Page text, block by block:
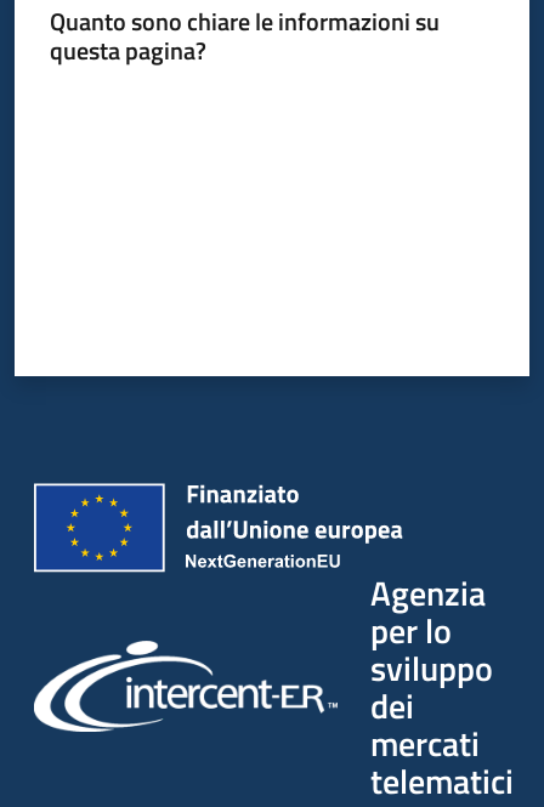
Quanto sono chiare le informazioni su
questa pagina?
Agenzia
per lo
sviluppo
dei
mercati
telematici